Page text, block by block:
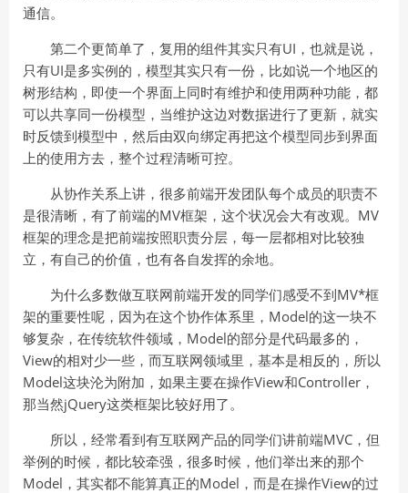
通信。
第二个更简单了，复用的组件其实只有UI，也就是说，
只有UI是多实例的，模型其实只有一份，比如说一个地区的
树形结构，即使一个界面上同时有维护和使用两种功能，都
可以共享同一份模型，当维护这边对数据进行了更新，就实
时反馈到模型中，然后由双向绑定再把这个模型同步到界面
上的使用方去，整个过程清晰可控。
从协作关系上讲，很多前端开发团队每个成员的职责不
是很清晰，有了前端的MV框架，这个状况会大有改观。MV
框架的理念是把前端按照职责分层，每一层都相对比较独
立，有自己的价值，也有各自发挥的余地。
为什么多数做互联网前端开发的同学们感受不到MV*框
架的重要性呢，因为在这个协作体系里，Model的这一块不
够复杂，在传统软件领域，Model的部分是代码最多的，
View的相对少一些，而互联网领域里，基本是相反的，所以
Model这块沦为附加，如果主要在操作View和Controller，
那当然jQuery这类框架比较好用了。
所以，经常看到有互联网产品的同学们讲前端MVC，但
举例的时候，都比较牵强，很多时候，他们举出来的那个
Model，其实都不能算真正的Model，而是在操作View的过